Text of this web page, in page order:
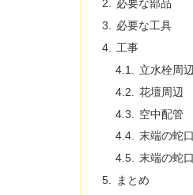
必要な部品
必要な工具
工事
立水栓周辺
花壇周辺
空中配管
末端の蛇
末端の蛇口
まとめ